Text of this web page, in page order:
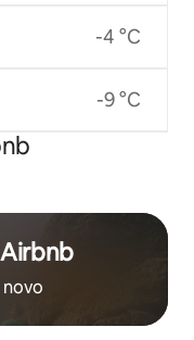
-4 °C
-9 °C